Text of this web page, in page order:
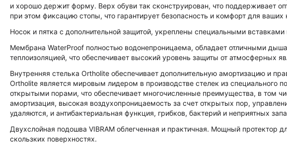
и хорошо держит форму. Верх обуви так сконструирован, что поддерживает
при этом фиксацию стопы, что гарантирует безопасность и комфорт для ваших
Носок и пятка с дополнительной защитой, укреплены специальными вставками
Мембрана WaterProof полностью водонепроницаема, обладает отличными
теплоизоляцией, что обеспечивает высокий уровень защиты от атмосферных
Внутренняя стелька Ortholite обеспечивает дополнительную амортизацию и
Ortholite является мировым лидером в производстве стелек из специального
открытыми порами, что обеспечивает многочисленные преимущества, в том
амортизация, высокая воздухопроницаемость за счет открытых пор,
удаляются, и антибактериальная функция, грибков, бактерий и неприятных
Двухслойная подошва VIBRAM облегченная и практичная. Мощный протектор
скользких поверхностях.